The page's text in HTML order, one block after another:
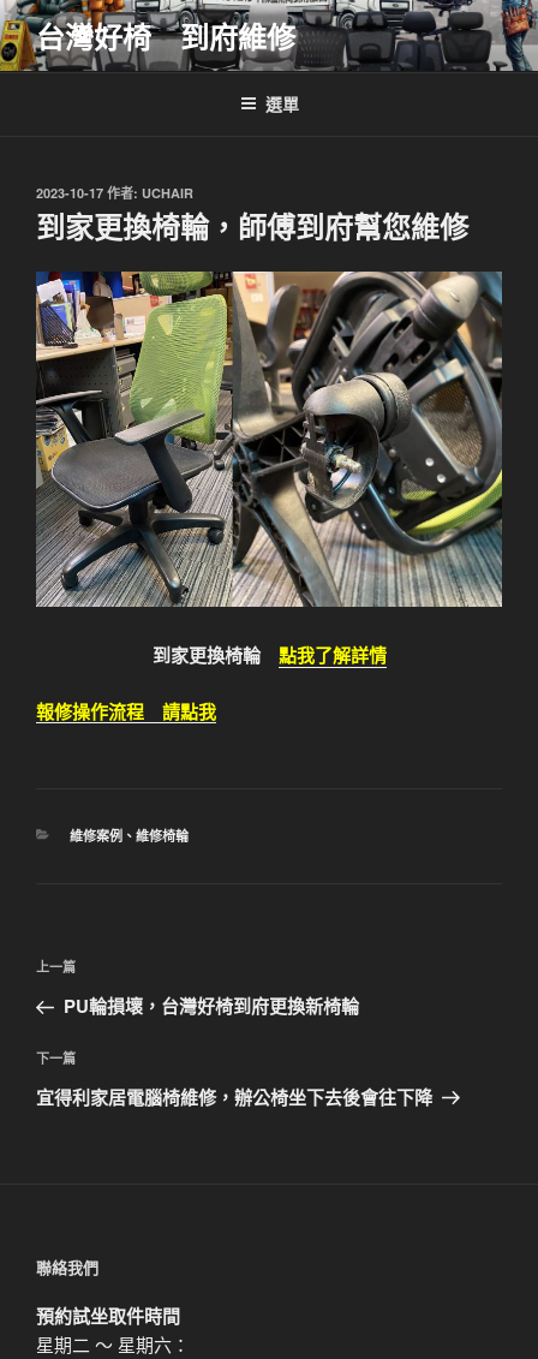
跳
至
主
台灣好椅 到府維修
選單
發
佈
於
2023-10-17 作者: UCHAIR
到家更換椅輪，師傅到府幫您維修
到家更換椅輪 點我了解詳情
報修操作流程 請點我
分
維修案例 、 維修椅輪
文
導
覽
上
一
文
章
上一篇
PU輪損壞，台灣好椅到府更換新椅輪
下
一
下一篇
宜得利家居電腦椅維修，辦公椅坐下去後會往下降
聯絡我們
預約試坐取件時間
星期二 ～ 星期六：